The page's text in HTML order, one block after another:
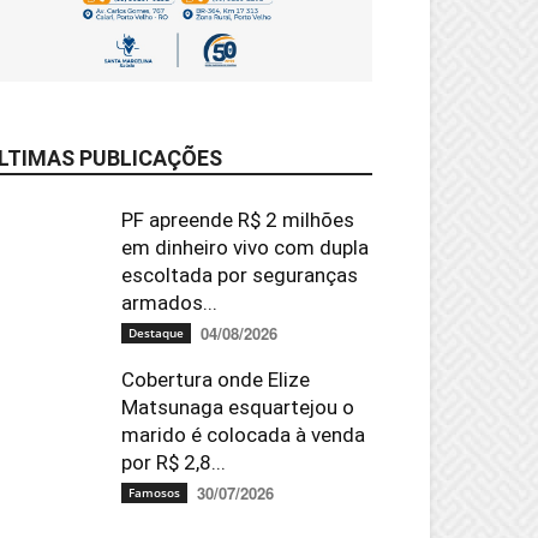
PUBLICAÇÕES
PF apreende R$ 2 milhões
em dinheiro vivo com dupla
escoltada por seguranças
armados...
Destaque 04/08/2026
Cobertura onde Elize
Matsunaga esquartejou o
marido é colocada à venda
por R$ 2,8...
Famosos 30/07/2026